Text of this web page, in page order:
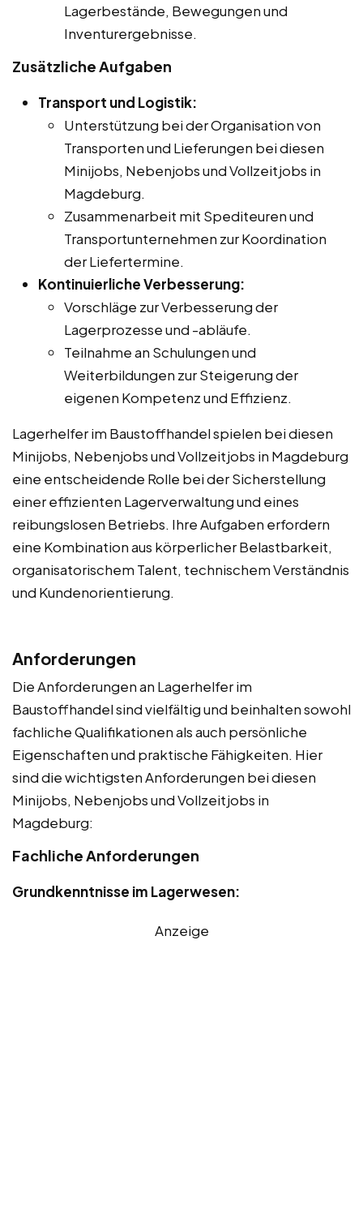
Lagerbestände, Bewegungen und
Inventurergebnisse.
Zusätzliche Aufgaben
Transport und Logistik:
Unterstützung bei der Organisation von
Transporten und Lieferungen bei diesen
Minijobs, Nebenjobs und Vollzeitjobs in
Magdeburg.
Zusammenarbeit mit Spediteuren und
Transportunternehmen zur Koordination
der Liefertermine.
Kontinuierliche Verbesserung:
Vorschläge zur Verbesserung der
Lagerprozesse und -abläufe.
Teilnahme an Schulungen und
Weiterbildungen zur Steigerung der
eigenen Kompetenz und Effizienz.
Lagerhelfer im Baustoffhandel spielen bei diesen
Minijobs, Nebenjobs und Vollzeitjobs in Magdeburg
eine entscheidende Rolle bei der Sicherstellung
einer effizienten Lagerverwaltung und eines
reibungslosen Betriebs. Ihre Aufgaben erfordern
eine Kombination aus körperlicher Belastbarkeit,
organisatorischem Talent, technischem Verständnis
und Kundenorientierung.
Anforderungen
Die Anforderungen an Lagerhelfer im
Baustoffhandel sind vielfältig und beinhalten sowohl
fachliche Qualifikationen als auch persönliche
Eigenschaften und praktische Fähigkeiten. Hier
sind die wichtigsten Anforderungen bei diesen
Minijobs, Nebenjobs und Vollzeitjobs in
Magdeburg:
Fachliche Anforderungen
Grundkenntnisse im Lagerwesen:
Anzeige